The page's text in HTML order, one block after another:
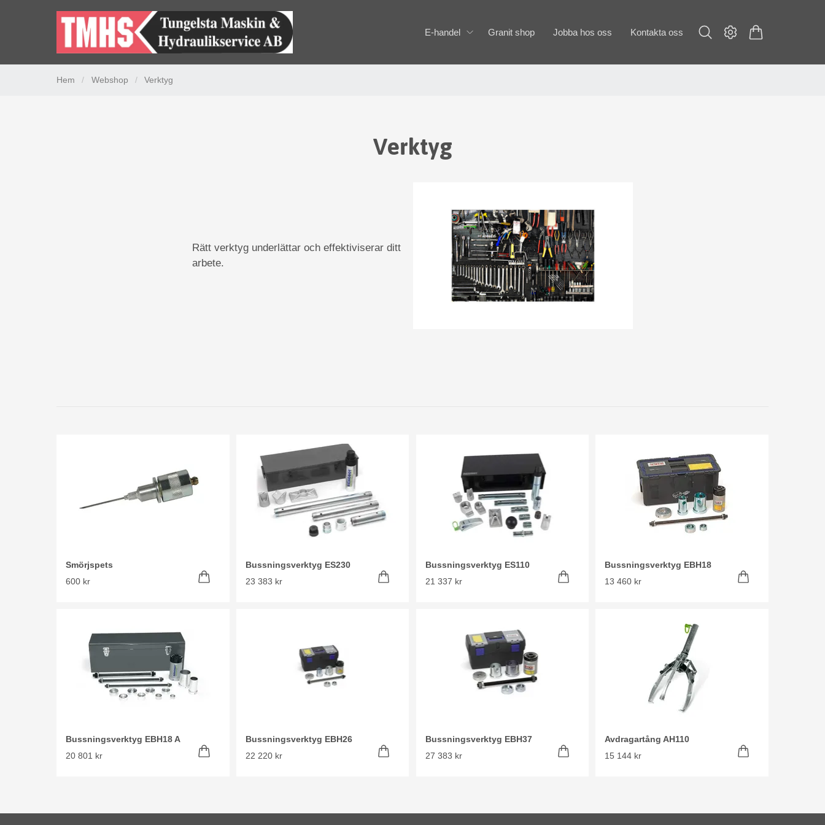
E-handel Granit shop Jobba hos oss Kontakta oss
Hem / Webshop / Verktyg
Verktyg
Rätt verktyg underlättar och effektiviserar ditt
arbete.
Smörjspets
600 kr
Bussningsverktyg ES230
23 383 kr
Bussningsverktyg ES110
21 337 kr
Bussningsverktyg EBH18
13 460 kr
Bussningsverktyg EBH18 A
20 801 kr
Bussningsverktyg EBH26
22 220 kr
Bussningsverktyg EBH37
27 383 kr
Avdragartång AH110
15 144 kr